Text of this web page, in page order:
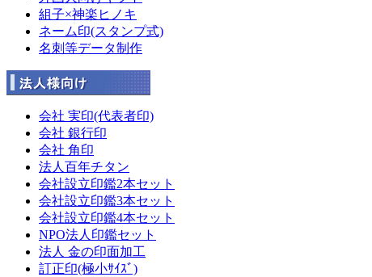
組子×神楽ヒノキ
ネーム印(スタンプ式)
名刺等データ制作
会社 実印(代表者印)
会社 銀行印
会社 角印
法人百年チタン
会社設立印鑑2本セット
会社設立印鑑3本セット
会社設立印鑑4本セット
NPO法人印鑑セット
法人 金の印面加工
訂正印(極小ｻｲｽﾞ)